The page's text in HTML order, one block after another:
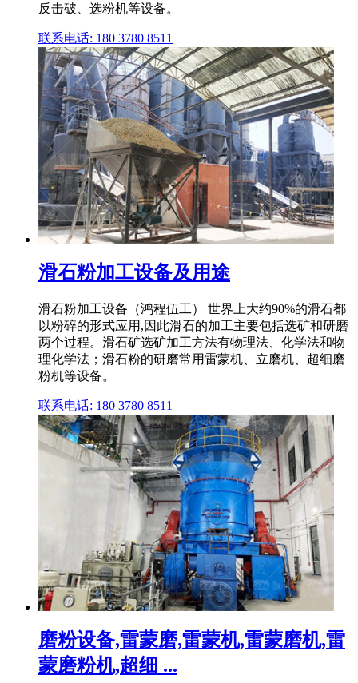
反击破、选粉机等设备。
联系电话: 180 3780 8511
滑石粉加工设备及用途
滑石粉加工设备（鸿程伍工） 世界上大约90%的滑石都
以粉碎的形式应用,因此滑石的加工主要包括选矿和研磨
两个过程。滑石矿选矿加工方法有物理法、化学法和物
理化学法；滑石粉的研磨常用雷蒙机、立磨机、超细磨
粉机等设备。
联系电话: 180 3780 8511
磨粉设备,雷蒙磨,雷蒙机,雷蒙磨机,雷
蒙磨粉机,超细 ...